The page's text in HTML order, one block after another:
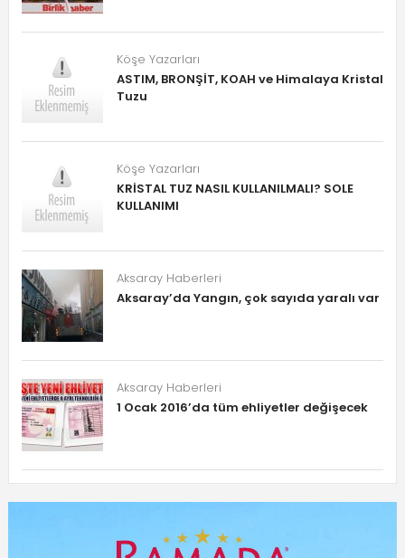
Köşe Yazarları
ASTIM, BRONŞİT, KOAH ve Himalaya Kristal
Tuzu
Köşe Yazarları
KRİSTAL TUZ NASIL KULLANILMALI? SOLE
KULLANIMI
Aksaray Haberleri
Aksaray’da Yangın, çok sayıda yaralı var
Aksaray Haberleri
1 Ocak 2016’da tüm ehliyetler değişecek